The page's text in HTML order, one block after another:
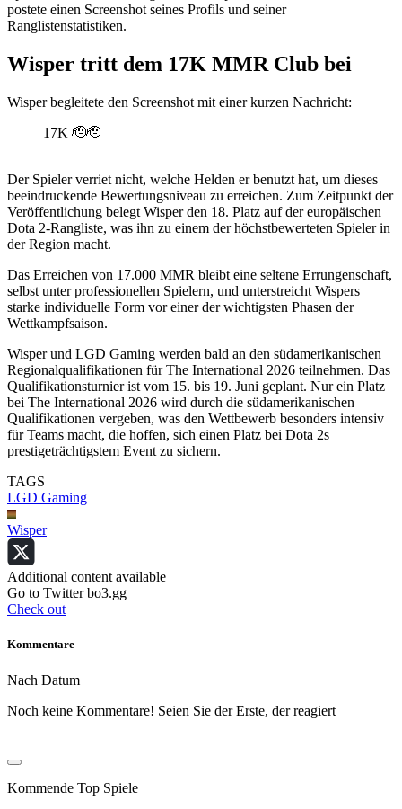
postete einen Screenshot seines Profils und seiner
Ranglistenstatistiken.
Wisper tritt dem 17K MMR Club bei
Wisper begleitete den Screenshot mit einer kurzen Nachricht:
17K 🫡🫡
Der Spieler verriet nicht, welche Helden er benutzt hat, um dieses
beeindruckende Bewertungsniveau zu erreichen. Zum Zeitpunkt der
Veröffentlichung belegt Wisper den 18. Platz auf der europäischen
Dota 2-Rangliste, was ihn zu einem der höchstbewerteten Spieler in
der Region macht.
Das Erreichen von 17.000 MMR bleibt eine seltene Errungenschaft,
selbst unter professionellen Spielern, und unterstreicht Wispers
starke individuelle Form vor einer der wichtigsten Phasen der
Wettkampfsaison.
Wisper und LGD Gaming werden bald an den südamerikanischen
Regionalqualifikationen für The International 2026 teilnehmen. Das
Qualifikationsturnier ist vom 15. bis 19. Juni geplant. Nur ein Platz
bei The International 2026 wird durch die südamerikanischen
Qualifikationen vergeben, was den Wettbewerb besonders intensiv
für Teams macht, die hoffen, sich einen Platz bei Dota 2s
prestigeträchtigstem Event zu sichern.
TAGS
LGD Gaming
Wisper
Additional content available
Go to Twitter bo3.gg
Check out
Kommentare
Nach Datum
Noch keine Kommentare! Seien Sie der Erste, der reagiert
Kommende Top Spiele